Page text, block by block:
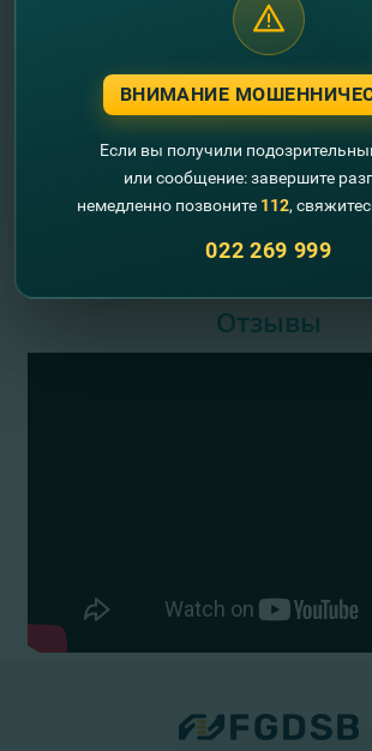
Отзывы
ВНИМАНИЕ
Если вы получили
или сообщение: завершите
немедленно позвоните 112,
022 269 999